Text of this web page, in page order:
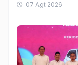
07 Agt 2026